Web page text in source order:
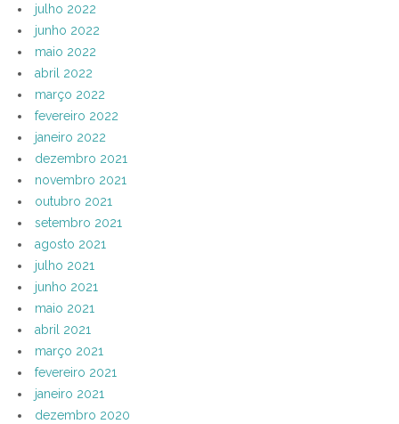
julho 2022
junho 2022
maio 2022
abril 2022
março 2022
fevereiro 2022
janeiro 2022
dezembro 2021
novembro 2021
outubro 2021
setembro 2021
agosto 2021
julho 2021
junho 2021
maio 2021
abril 2021
março 2021
fevereiro 2021
janeiro 2021
dezembro 2020